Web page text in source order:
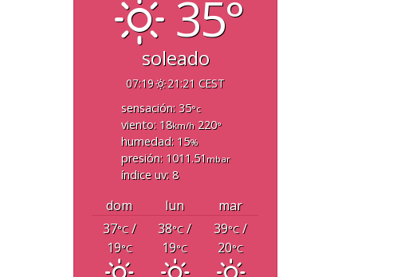
35°
soleado
07:19
21:21 CEST
sensación: 35°c
viento: 18km/h220°
humedad: 15%
presión: 1011.51 mbar
índice uv: 8
dom lun
mar
37°C/
19°C
38°C/
19°C
39°C/
20°C